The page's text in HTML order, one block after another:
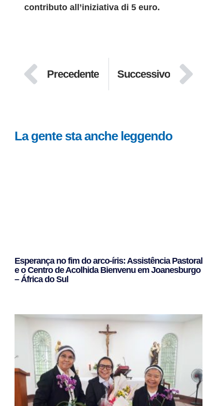
contributo all’iniziativa di 5 euro.
Precedente Successivo
La gente sta anche leggendo
Esperança no fim do arco-íris: Assistência Pastoral
e o Centro de Acolhida Bienvenu em Joanesburgo
– África do Sul